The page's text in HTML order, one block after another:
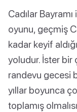
Cadılar
oyunu, geçmiş
kadar keyif
yoludur. İster bir
randevu gecesi
yıllar boyunca
toplamış